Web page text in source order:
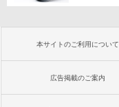
本サイトのご利用について
広告掲載のご案内